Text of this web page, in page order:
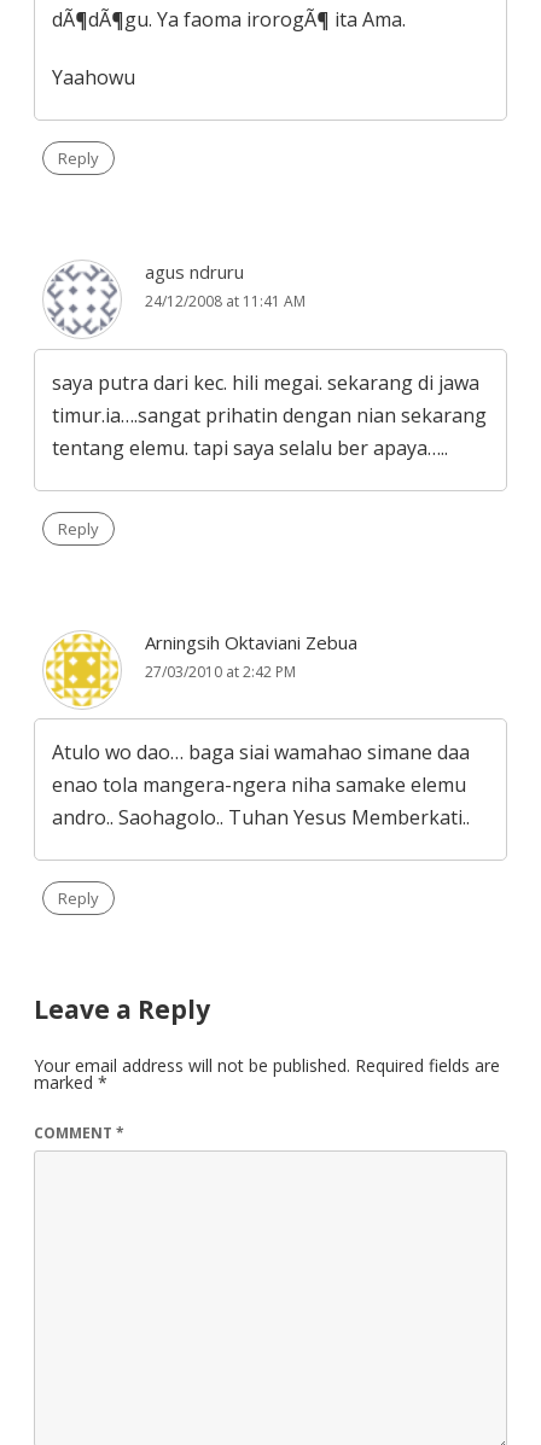
dÃ¶dÃ¶gu. Ya faoma irorogÃ¶ ita Ama.
Yaahowu
Reply
agus ndruru
24/12/2008 at 11:41 AM
saya putra dari kec. hili megai. sekarang di jawa
timur.ia….sangat prihatin dengan nian sekarang
tentang elemu. tapi saya selalu ber apaya…..
Reply
Arningsih Oktaviani Zebua
27/03/2010 at 2:42 PM
Atulo wo dao… baga siai wamahao simane daa
enao tola mangera-ngera niha samake elemu
andro.. Saohagolo.. Tuhan Yesus Memberkati..
Reply
Leave a Reply
Your email address will not be published. Required fields are
marked *
COMMENT *